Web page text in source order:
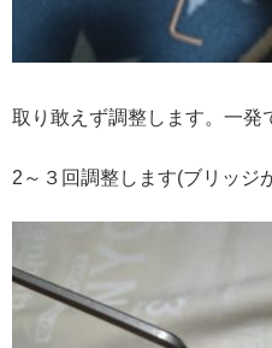
取り敢えず調整します。一発
2～３回調整します(ブリッジ